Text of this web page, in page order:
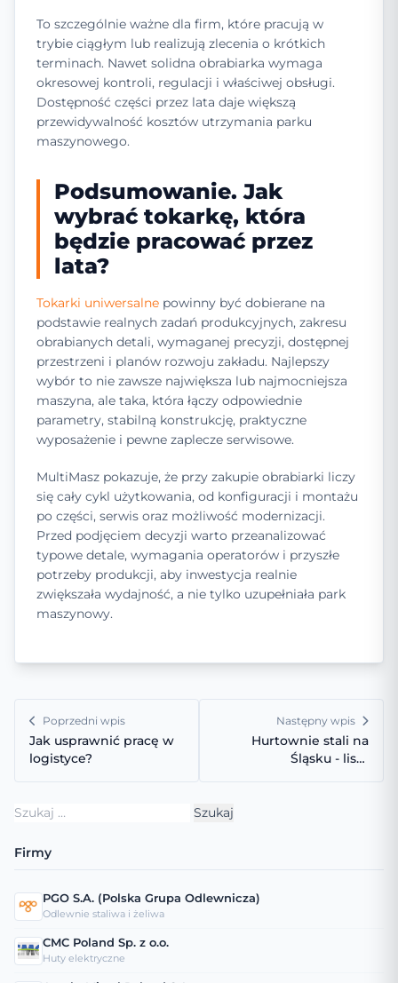
To szczególnie ważne dla firm, które pracują w
trybie ciągłym lub realizują zlecenia o krótkich
terminach. Nawet solidna obrabiarka wymaga
okresowej kontroli, regulacji i właściwej obsługi.
Dostępność części przez lata daje większą
przewidywalność kosztów utrzymania parku
maszynowego.
Podsumowanie. Jak
wybrać tokarkę, która
będzie pracować przez
lata?
Tokarki uniwersalne powinny być dobierane na
podstawie realnych zadań produkcyjnych, zakresu
obrabianych detali, wymaganej precyzji, dostępnej
przestrzeni i planów rozwoju zakładu. Najlepszy
wybór to nie zawsze największa lub najmocniejsza
maszyna, ale taka, która łączy odpowiednie
parametry, stabilną konstrukcję, praktyczne
wyposażenie i pewne zaplecze serwisowe.
MultiMasz pokazuje, że przy zakupie obrabiarki liczy
się cały cykl użytkowania, od konfiguracji i montażu
po części, serwis oraz możliwość modernizacji.
Przed podjęciem decyzji warto przeanalizować
typowe detale, wymagania operatorów i przyszłe
potrzeby produkcji, aby inwestycja realnie
zwiększała wydajność, a nie tylko uzupełniała park
maszynowy.
Poprzedni wpis
Jak usprawnić pracę w
logistyce?
Następny wpis
Hurtownie stali na
Śląsku - lista
Szukaj:
Firmy
PGO S.A. (Polska Grupa Odlewnicza)
Odlewnie staliwa i żeliwa
CMC Poland Sp. z o.o.
Huty elektryczne